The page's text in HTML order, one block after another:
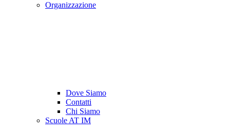
Organizzazione
Dove Siamo
Contatti
Chi Siamo
Scuole AT IM